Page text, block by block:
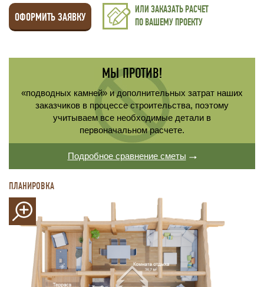
ОФОРМИТЬ ЗАЯВКУ
ИЛИ ЗАКАЗАТЬ РАСЧЕТ
ПО ВАШЕМУ ПРОЕКТУ
МЫ ПРОТИВ!
«подводных камней» и дополнительных затрат наших
заказчиков в процессе строительства, поэтому
учитываем все необходимые детали в
первоначальном расчете.
Подробное сравнение сметы
ПЛАНИРОВКА